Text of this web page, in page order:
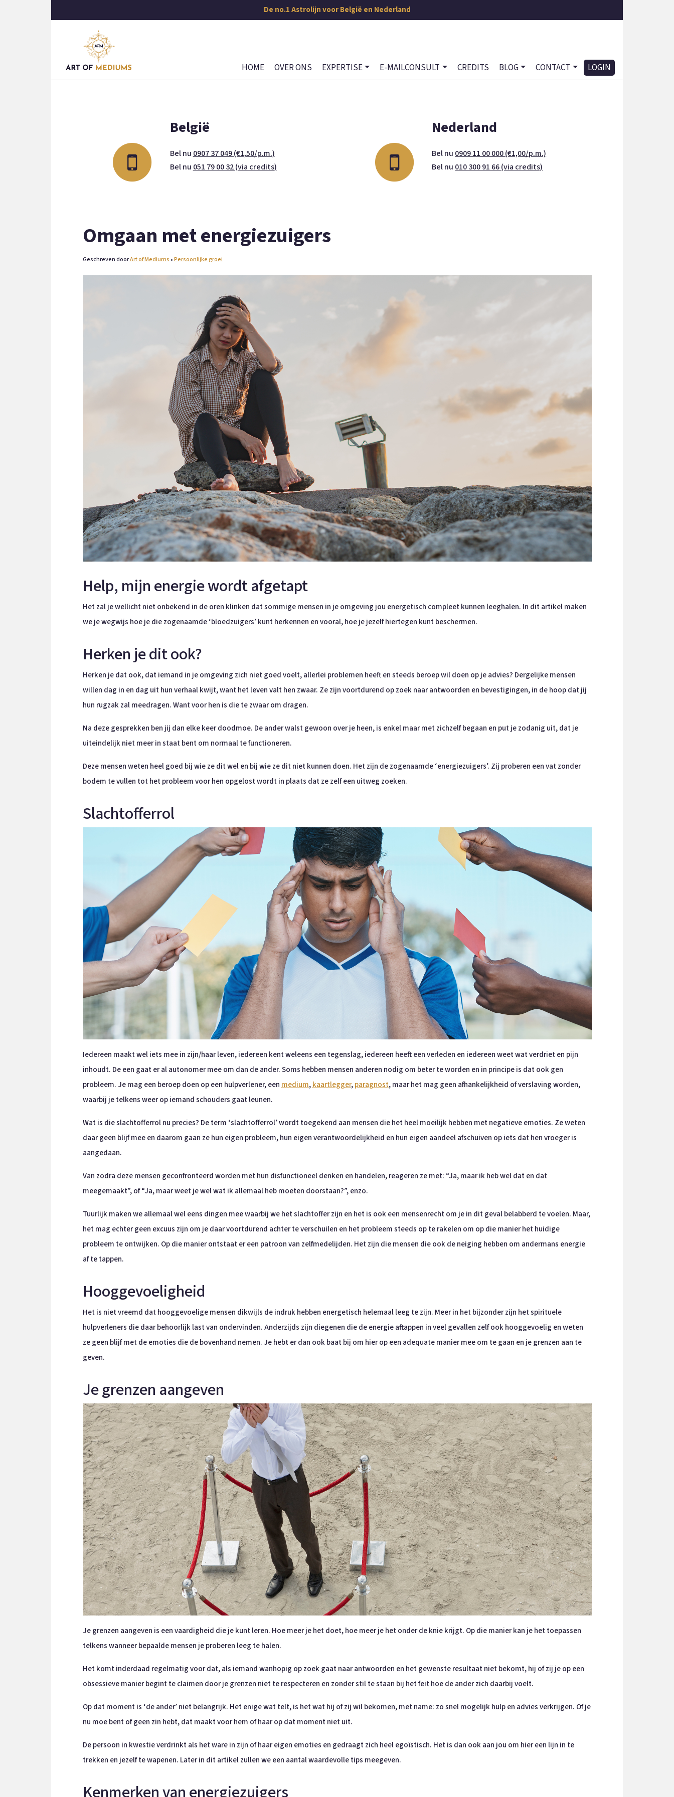
De no.1 Astrolijn voor België en Nederland
HOME OVER ONS EXPERTISE E-MAILCONSULT CREDITS BLOG CONTACT LOGIN
België
Bel nu 0907 37 049 (€1,50/p.m.)
Bel nu 051 79 00 32 (via credits)
Nederland
Bel nu 0909 11 00 000 (€1,00/p.m.)
Bel nu 010 300 91 66 (via credits)
Omgaan met energiezuigers
Geschreven doorArt of Mediums •Persoonlijke groei
Help, mijn energie wordt afgetapt
Het zal je wellicht niet onbekend in de oren klinken dat sommige mensen in je omgeving jou energetisch compleet kunnen leeghalen. In dit artikel maken
we je wegwijs hoe je die zogenaamde ‘bloedzuigers’ kunt herkennen en vooral, hoe je jezelf hiertegen kunt beschermen.
Herken je dit ook?
Herken je dat ook, dat iemand in je omgeving zich niet goed voelt, allerlei problemen heeft en steeds beroep wil doen op je advies? Dergelijke mensen
willen dag in en dag uit hun verhaal kwijt, want het leven valt hen zwaar. Ze zijn voortdurend op zoek naar antwoorden en bevestigingen, in de hoop dat jij
hun rugzak zal meedragen. Want voor hen is die te zwaar om dragen.
Na deze gesprekken ben jij dan elke keer doodmoe. De ander walst gewoon over je heen, is enkel maar met zichzelf begaan en put je zodanig uit, dat je
uiteindelijk niet meer in staat bent om normaal te functioneren.
Deze mensen weten heel goed bij wie ze dit wel en bij wie ze dit niet kunnen doen. Het zijn de zogenaamde ‘energiezuigers’. Zij proberen een vat zonder
bodem te vullen tot het probleem voor hen opgelost wordt in plaats dat ze zelf een uitweg zoeken.
Slachtofferrol
Iedereen maakt wel iets mee in zijn/haar leven, iedereen kent weleens een tegenslag, iedereen heeft een verleden en iedereen weet wat verdriet en pijn
inhoudt. De een gaat er al autonomer mee om dan de ander. Soms hebben mensen anderen nodig om beter te worden en in principe is dat ook gen
probleem. Je mag een beroep doen op een hulpverlener, een medium,kaartlegger,paragnost, maar het mag geen afhankelijkheid of verslaving worden,
waarbij je telkens weer op iemand schouders gaat leunen.
Wat is die slachtofferrol nu precies? De term ‘slachtofferrol’ wordt toegekend aan mensen die het heel moeilijk hebben met negatieve emoties. Ze weten
daar geen blijf mee en daarom gaan ze hun eigen probleem, hun eigen verantwoordelijkheid en hun eigen aandeel afschuiven op iets dat hen vroeger is
aangedaan.
Van zodra deze mensen geconfronteerd worden met hun disfunctioneel denken en handelen, reageren ze met: “Ja, maar ik heb wel dat en dat
meegemaakt”, of “Ja, maar weet je wel wat ik allemaal heb moeten doorstaan?”, enzo.
Tuurlijk maken we allemaal wel eens dingen mee waarbij we het slachtoffer zijn en het is ook een mensenrecht om je in dit geval belabberd te voelen. Maar,
het mag echter geen excuus zijn om je daar voortdurend achter te verschuilen en het probleem steeds op te rakelen om op die manier het huidige
probleem te ontwijken. Op die manier ontstaat er een patroon van zelfmedelijden. Het zijn die mensen die ook de neiging hebben om andermans energie
af te tappen.
Hooggevoeligheid
Het is niet vreemd dat hooggevoelige mensen dikwijls de indruk hebben energetisch helemaal leeg te zijn. Meer in het bijzonder zijn het spirituele
hulpverleners die daar behoorlijk last van ondervinden. Anderzijds zijn diegenen die de energie aftappen in veel gevallen zelf ook hooggevoelig en weten
ze geen blijf met de emoties die de bovenhand nemen. Je hebt er dan ook baat bij om hier op een adequate manier mee om te gaan en je grenzen aan te
geven.
Je grenzen aangeven
Je grenzen aangeven is een vaardigheid die je kunt leren. Hoe meer je het doet, hoe meer je het onder de knie krijgt. Op die manier kan je het toepassen
telkens wanneer bepaalde mensen je proberen leeg te halen.
Het komt inderdaad regelmatig voor dat, als iemand wanhopig op zoek gaat naar antwoorden en het gewenste resultaat niet bekomt, hij of zij je op een
obsessieve manier begint te claimen door je grenzen niet te respecteren en zonder stil te staan bij het feit hoe de ander zich daarbij voelt.
Op dat moment is ‘de ander’ niet belangrijk. Het enige wat telt, is het wat hij of zij wil bekomen, met name: zo snel mogelijk hulp en advies verkrijgen. Of je
nu moe bent of geen zin hebt, dat maakt voor hem of haar op dat moment niet uit.
De persoon in kwestie verdrinkt als het ware in zijn of haar eigen emoties en gedraagt zich heel egoïstisch. Het is dan ook aan jou om hier een lijn in te
trekken en jezelf te wapenen. Later in dit artikel zullen we een aantal waardevolle tips meegeven.
Kenmerken van energiezuigers